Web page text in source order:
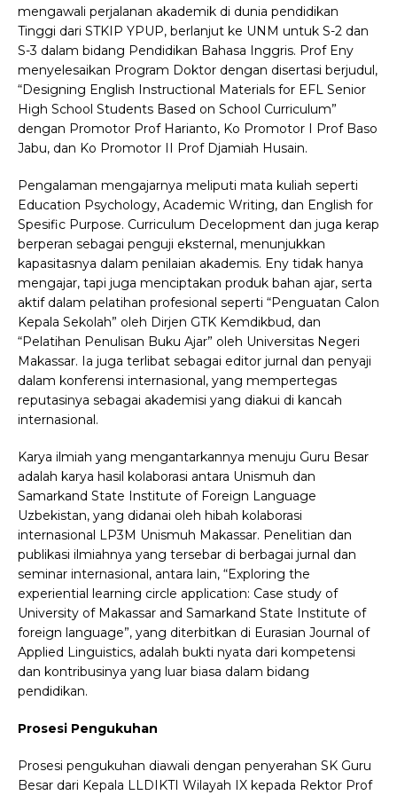
mengawali perjalanan akademik di dunia pendidikan
Tinggi dari STKIP YPUP, berlanjut ke UNM untuk S-2 dan
S-3 dalam bidang Pendidikan Bahasa Inggris. Prof Eny
menyelesaikan Program Doktor dengan disertasi berjudul,
“Designing English Instructional Materials for EFL Senior
High School Students Based on School Curriculum”
dengan Promotor Prof Harianto, Ko Promotor I Prof Baso
Jabu, dan Ko Promotor II Prof Djamiah Husain.
Pengalaman mengajarnya meliputi mata kuliah seperti
Education Psychology, Academic Writing, dan English for
Spesific Purpose. Curriculum Decelopment dan juga kerap
berperan sebagai penguji eksternal, menunjukkan
kapasitasnya dalam penilaian akademis. Eny tidak hanya
mengajar, tapi juga menciptakan produk bahan ajar, serta
aktif dalam pelatihan profesional seperti “Penguatan Calon
Kepala Sekolah” oleh Dirjen GTK Kemdikbud, dan
“Pelatihan Penulisan Buku Ajar” oleh Universitas Negeri
Makassar. Ia juga terlibat sebagai editor jurnal dan penyaji
dalam konferensi internasional, yang mempertegas
reputasinya sebagai akademisi yang diakui di kancah
internasional.
Karya ilmiah yang mengantarkannya menuju Guru Besar
adalah karya hasil kolaborasi antara Unismuh dan
Samarkand State Institute of Foreign Language
Uzbekistan, yang didanai oleh hibah kolaborasi
internasional LP3M Unismuh Makassar. Penelitian dan
publikasi ilmiahnya yang tersebar di berbagai jurnal dan
seminar internasional, antara lain, “Exploring the
experiential learning circle application: Case study of
University of Makassar and Samarkand State Institute of
foreign language”, yang diterbitkan di Eurasian Journal of
Applied Linguistics, adalah bukti nyata dari kompetensi
dan kontribusinya yang luar biasa dalam bidang
pendidikan.
Prosesi Pengukuhan
Prosesi pengukuhan diawali dengan penyerahan SK Guru
Besar dari Kepala LLDIKTI Wilayah IX kepada Rektor Prof